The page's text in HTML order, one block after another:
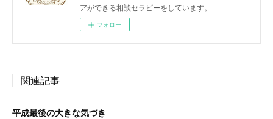
アができる相談セラピーをしています。
フォロー
関連記事
平成最後の大きな気づき